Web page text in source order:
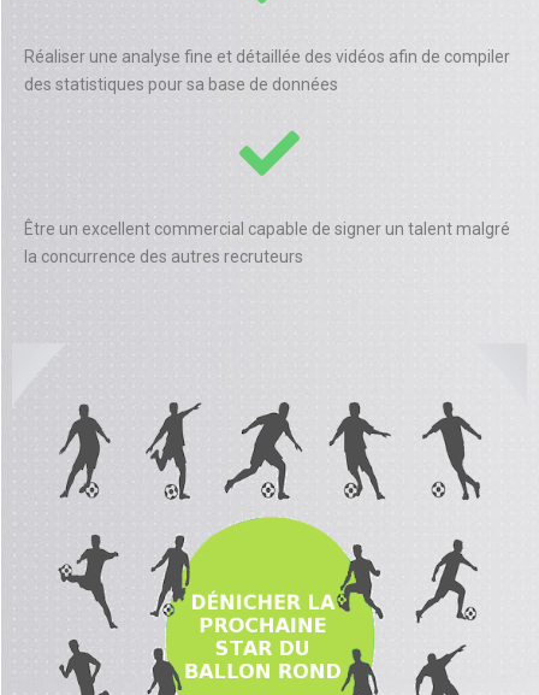
Réaliser une analyse fine et détaillée des vidéos afin de compiler
des statistiques pour sa base de données
Être un excellent commercial capable de signer un talent malgré
la concurrence des autres recruteurs